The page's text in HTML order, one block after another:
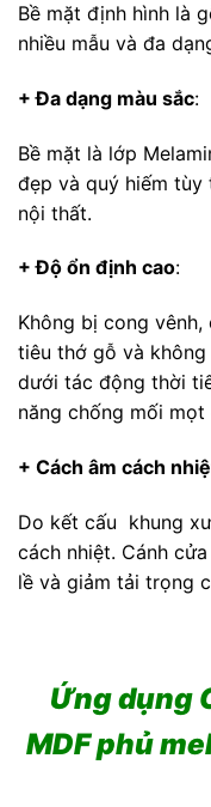
Bề mặt định hình là
nhiều mẫu và đa
+ Đa dạng màu sắc:
Bề mặt là lớp
đẹp và quý hiếm
nội thất.
+ Độ ổn định cao:
Không bị cong
tiêu thớ gỗ và
dưới tác động thời
năng chống mối mọt
+ Cách âm cách
Do kết cấu khung
cách nhiệt. Cánh
lề và giảm tải trọng
Ứng dụng
MDF phủ